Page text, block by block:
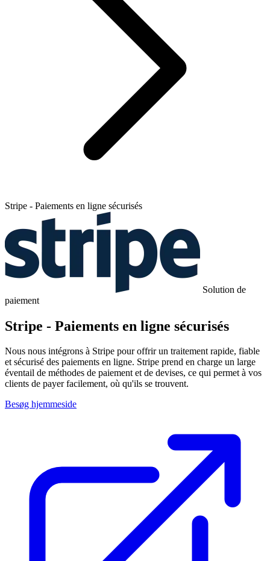
Stripe - Paiements en ligne sécurisés
Solution de
paiement
Stripe - Paiements en ligne sécurisés
Nous nous intégrons à Stripe pour offrir un traitement rapide, fiable
et sécurisé des paiements en ligne. Stripe prend en charge un large
éventail de méthodes de paiement et de devises, ce qui permet à vos
clients de payer facilement, où qu'ils se trouvent.
Besøg hjemmeside